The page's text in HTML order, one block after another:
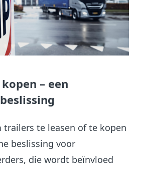
– een
trailers te leasen of te kopen
beslissing voor
die wordt beïnvloed